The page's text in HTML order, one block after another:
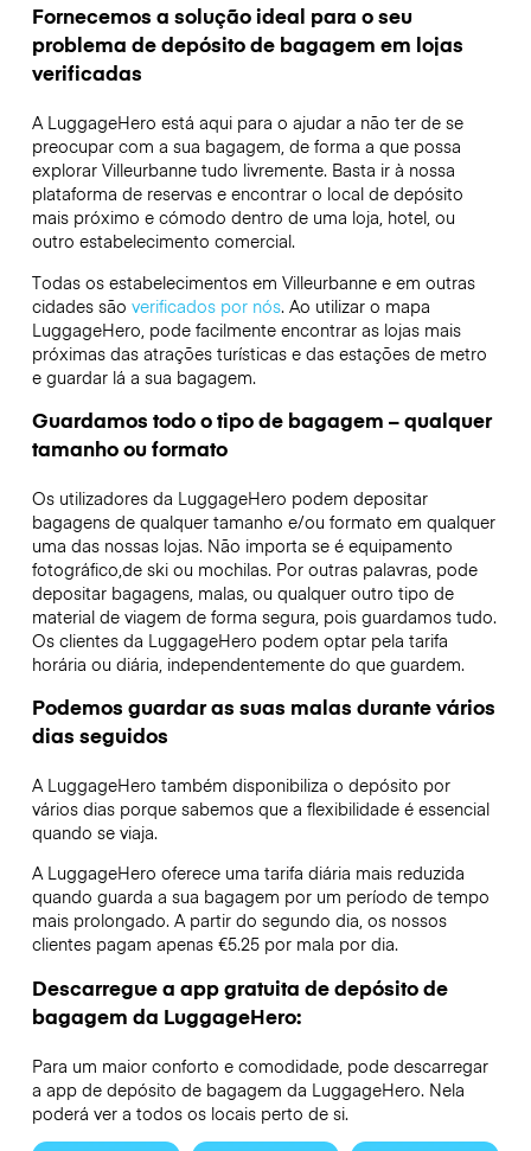
Fornecemos a solução ideal para o seu
problema de depósito de bagagem em lojas
verificadas
A LuggageHero está aqui para o ajudar a não ter de se
preocupar com a sua bagagem, de forma a que possa
explorar Villeurbanne tudo livremente. Basta ir à nossa
plataforma de reservas e encontrar o local de depósito
mais próximo e cómodo dentro de uma loja, hotel, ou
outro estabelecimento comercial.
Todas os estabelecimentos em Villeurbanne e em outras
cidades são verificados por nós. Ao utilizar o mapa
LuggageHero, pode facilmente encontrar as lojas mais
próximas das atrações turísticas e das estações de metro
e guardar lá a sua bagagem.
Guardamos todo o tipo de bagagem – qualquer
tamanho ou formato
Os utilizadores da LuggageHero podem depositar
bagagens de qualquer tamanho e/ou formato em qualquer
uma das nossas lojas. Não importa se é equipamento
fotográfico,de ski ou mochilas. Por outras palavras, pode
depositar bagagens, malas, ou qualquer outro tipo de
material de viagem de forma segura, pois guardamos tudo.
Os clientes da LuggageHero podem optar pela tarifa
horária ou diária, independentemente do que guardem.
Podemos guardar as suas malas durante vários
dias seguidos
A LuggageHero também disponibiliza o depósito por
vários dias porque sabemos que a flexibilidade é essencial
quando se viaja.
A LuggageHero oferece uma tarifa diária mais reduzida
quando guarda a sua bagagem por um período de tempo
mais prolongado. A partir do segundo dia, os nossos
clientes pagam apenas €5.25 por mala por dia.
Descarregue a app gratuita de depósito de
bagagem da LuggageHero:
Para um maior conforto e comodidade, pode descarregar
a app de depósito de bagagem da LuggageHero. Nela
poderá ver a todos os locais perto de si.